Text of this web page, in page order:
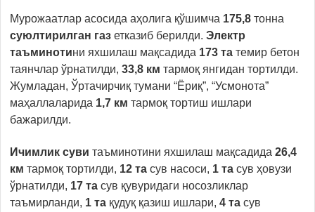
Мурожаатлар асосида аҳолига қўшимча 175,8 тонна
суюлтирилган газ етказиб берилди. Электр
таъминотини яхшилаш мақсадида 173 та темир бетон
таянчлар ўрнатилди, 33,8 км тармоқ янгидан тортилди.
Жумладан, Ўртачирчиқ тумани “Ёриқ”, “Усмонота”
маҳаллаларида 1,7 км тармоқ тортиш ишлари
бажарилди.
Ичимлик суви таъминотини яхшилаш мақсадида 26,4
км тармоқ тортилди, 12 та сув насоси, 1 та сув ҳовузи
ўрнатилди, 17 та сув қувуридаги носозликлар
таъмирланди, 1 та қудуқ қазиш ишлари, 4 та сув